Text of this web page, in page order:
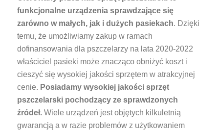
funkcjonalne urządzenia sprawdzające się
zarówno w małych, jak i dużych pasiekach. Dzięki
temu, że umożliwiamy zakup w ramach
dofinansowania dla pszczelarzy na lata 2020-2022
właściciel pasieki może znacząco obniżyć koszt i
cieszyć się wysokiej jakości sprzętem w atrakcyjnej
cenie. Posiadamy wysokiej jakości sprzęt
pszczelarski pochodzący ze sprawdzonych
źródeł. Wiele urządzeń jest objętych kilkuletnią
gwarancją a w razie problemów z użytkowaniem